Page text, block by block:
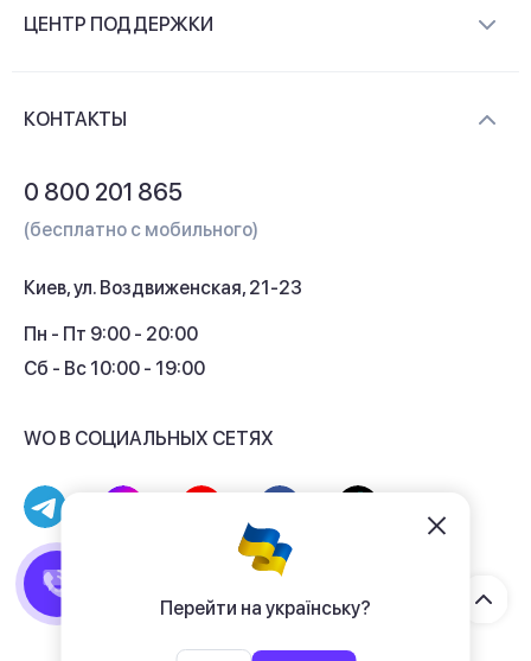
Перейти на українську?
Контакты
ЦЕНТР ПОДДЕРЖКИ
Кэшбек
КОНТАКТЫ
0 800 201 865
(бесплатно с мобильного)
Киев, ул. Воздвиженская, 21-23
Пн - Пт 9:00 - 20:00
Сб - Вс 10:00 - 19:00
WO В СОЦИАЛЬНЫХ СЕТЯХ
Договор публичной оферты
Политика конфиденциальности